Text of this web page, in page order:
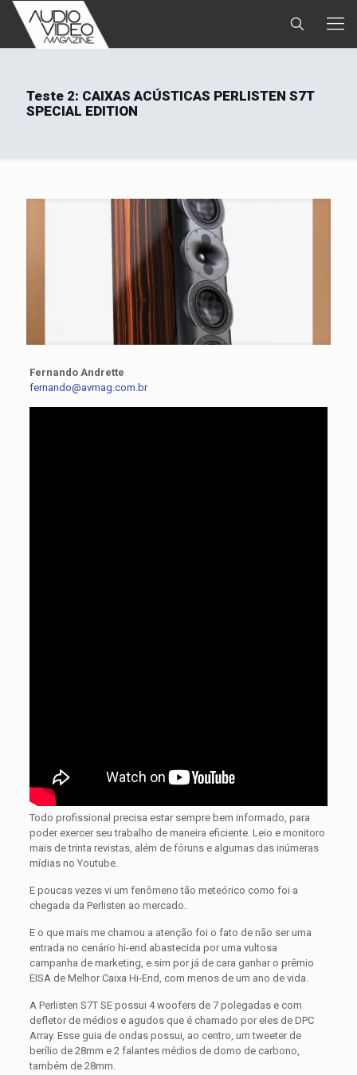
Teste 2: CAIXAS ACÚSTICAS PERLISTEN S7T
SPECIAL EDITION
Fernando Andrette
fernando@avmag.com.br
Todo profissional precisa estar sempre bem informado, para
poder exercer seu trabalho de maneira eficiente. Leio e monitoro
mais de trinta revistas, além de fóruns e algumas das inúmeras
mídias no Youtube.
E poucas vezes vi um fenômeno tão meteórico como foi a
chegada da Perlisten ao mercado.
E o que mais me chamou a atenção foi o fato de não ser uma
entrada no cenário hi-end abastecida por uma vultosa
campanha de marketing, e sim por já de cara ganhar o prêmio
EISA de Melhor Caixa Hi-End, com menos de um ano de vida.
A Perlisten S7T SE possui 4 woofers de 7 polegadas e com
defletor de médios e agudos que é chamado por eles de DPC
Array. Esse guia de ondas possui, ao centro, um tweeter de
berílio de 28mm e 2 falantes médios de domo de carbono,
também de 28mm.